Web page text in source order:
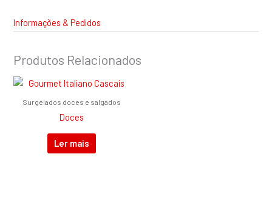
Informações & Pedidos
Produtos Relacionados
Surgelados doces e salgados
Doces
Ler mais